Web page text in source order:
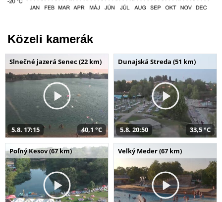
Közeli kamerák
Slnečné jazerá Senec (22 km)
5.8. 17:15 40,1 °C
Dunajská Streda (51 km)
5.8. 20:50 33,5 °C
Poľný Kesov (67 km) Veľký Meder (67 km)